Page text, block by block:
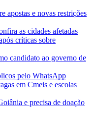
apostas e novas restrições
as cidades afetadas
críticas sobre
candidato ao governo de
pelo WhatsApp
em Cmeis e escolas
e precisa de doação